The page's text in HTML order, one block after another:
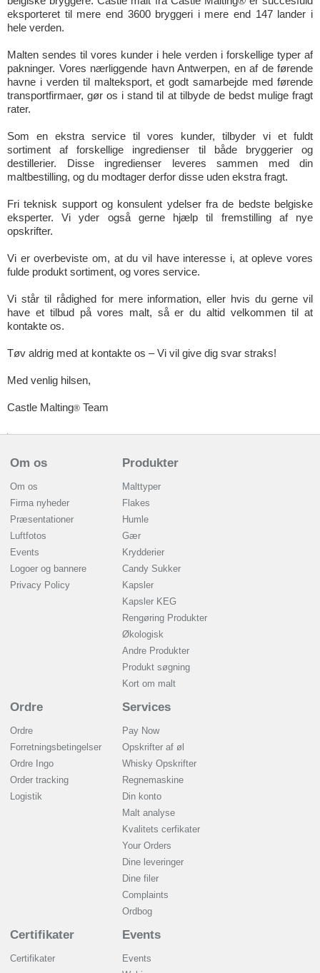
eksporteret til mere end 3600 bryggeri i mere end 147 lander i
hele verden.
Malten sendes til vores kunder i hele verden i forskellige typer af
pakninger. Vores nærliggende havn Antwerpen, en af de førende
havne i verden til malteksport, et godt samarbejde med førende
transportfirmaer, gør os i stand til at tilbyde de bedst mulige fragt
rater.
Som en ekstra service til vores kunder, tilbyder vi et fuldt
sortiment af forskellige ingredienser til både bryggerier og
destillerier. Disse ingredienser leveres sammen med din
maltbestilling, og du modtager derfor disse uden ekstra fragt.
Fri teknisk support og konsulent ydelser fra de bedste belgiske
eksperter. Vi yder også gerne hjælp til fremstilling af nye
opskrifter.
Vi er overbeviste om, at du vil have interesse i, at opleve vores
fulde produkt sortiment, og vores service.
Vi står til rådighed for mere information, eller hvis du gerne vil
have et tilbud på vores malt, så er du altid velkommen til at
kontakte os.
Tøv aldrig med at kontakte os – Vi vil give dig svar straks!
Med venlig hilsen,
Castle Malting® Team
Om os
Om os
Firma nyheder
Præsentationer
Luftfotos
Events
Logoer og bannere
Privacy Policy
Produkter
Malttyper
Flakes
Humle
Gær
Krydderier
Candy Sukker
Kapsler
Kapsler KEG
Rengøring Produkter
Økologisk
Andre Produkter
Produkt søgning
Kort om malt
Ordre
Ordre
Forretningsbetingelser
Ordre Ingo
Order tracking
Logistik
Services
Pay Now
Opskrifter af øl
Whisky Opskrifter
Regnemaskine
Din konto
Malt analyse
Kvalitets cerfikater
Your Orders
Dine leveringer
Dine filer
Complaints
Ordbog
Certifikater
Certifikater
Events
Events